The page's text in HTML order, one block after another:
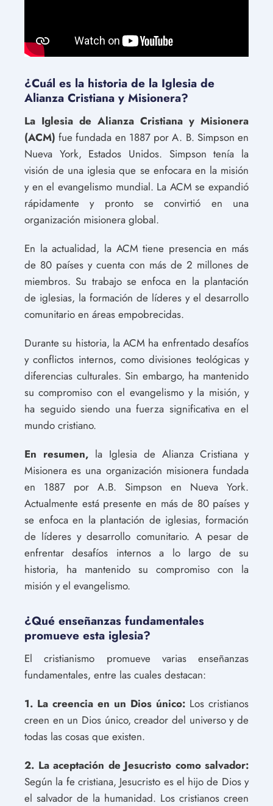
¿Cuál es la historia de la Iglesia de
Alianza Cristiana y Misionera?
La Iglesia de Alianza Cristiana y Misionera
(ACM) fue fundada en 1887 por A. B. Simpson en
Nueva York, Estados Unidos. Simpson tenía la
visión de una iglesia que se enfocara en la misión
y en el evangelismo mundial. La ACM se expandió
rápidamente y pronto se convirtió en una
organización misionera global.
En la actualidad, la ACM tiene presencia en más
de 80 países y cuenta con más de 2 millones de
miembros. Su trabajo se enfoca en la plantación
de iglesias, la formación de líderes y el desarrollo
comunitario en áreas empobrecidas.
Durante su historia, la ACM ha enfrentado desafíos
y conflictos internos, como divisiones teológicas y
diferencias culturales. Sin embargo, ha mantenido
su compromiso con el evangelismo y la misión, y
ha seguido siendo una fuerza significativa en el
mundo cristiano.
En resumen, la Iglesia de Alianza Cristiana y
Misionera es una organización misionera fundada
en 1887 por A.B. Simpson en Nueva York.
Actualmente está presente en más de 80 países y
se enfoca en la plantación de iglesias, formación
de líderes y desarrollo comunitario. A pesar de
enfrentar desafíos internos a lo largo de su
historia, ha mantenido su compromiso con la
misión y el evangelismo.
¿Qué enseñanzas fundamentales
promueve esta iglesia?
El cristianismo promueve varias enseñanzas
fundamentales, entre las cuales destacan:
1. La creencia en un Dios único: Los cristianos
creen en un Dios único, creador del universo y de
todas las cosas que existen.
2. La aceptación de Jesucristo como salvador:
Según la fe cristiana, Jesucristo es el hijo de Dios y
el salvador de la humanidad. Los cristianos creen